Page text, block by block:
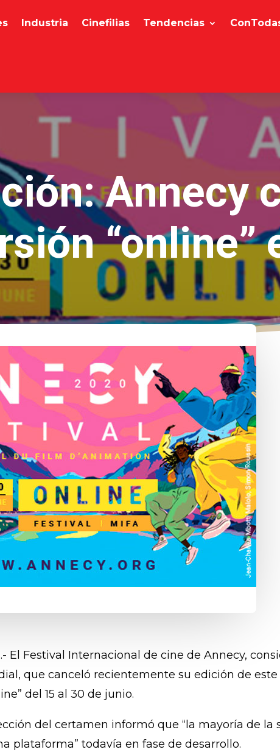
Industria Cinefilias Tendencias
Annecy
“online”
El Festival Internacional de cine de Annecy,
que canceló recientemente su edición de
del 15 al 30 de junio.
del certamen informó que “la mayoría de
plataforma” todavía en fase de desarrollo.